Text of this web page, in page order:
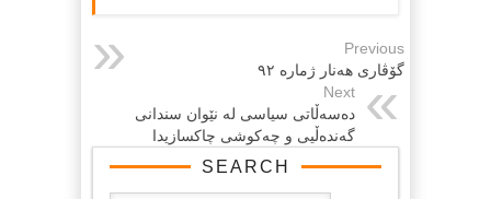
Previous
گۆڤاری هەنار ژمارە ٩٢
Next
ده‌سه‌ڵاتی سیاسی له‌ نێوان سندانی
گه‌نده‌ڵیی و چه‌كوشی چاكسازیدا
SEARCH